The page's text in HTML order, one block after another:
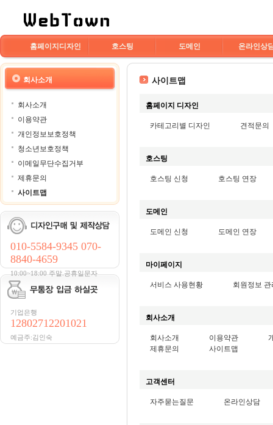
홈페이지디자인 호스팅 도메인 온라인상
회사소개
회사소개
이용약관
개인정보보호정책
청소년보호정책
이메일무단수집거부
제휴문의
사이트맵
010-5584-9345 070-
8840-4659
10:00~18:00 주말.공휴일문자
기업은행
12802712201021
예금주:김인숙
사이트맵
홈페이지 디자인
카테고리별 디자인 견적문의
호스팅
호스팅 신청 호스팅 연장
도메인
도메인 신청 도메인 연장
마이페이지
서비스 사용현황 회원정보 관
회사소개
회사소개 이용약관
제휴문의
사이트맵
고객센터
자주묻는질문 온라인상담